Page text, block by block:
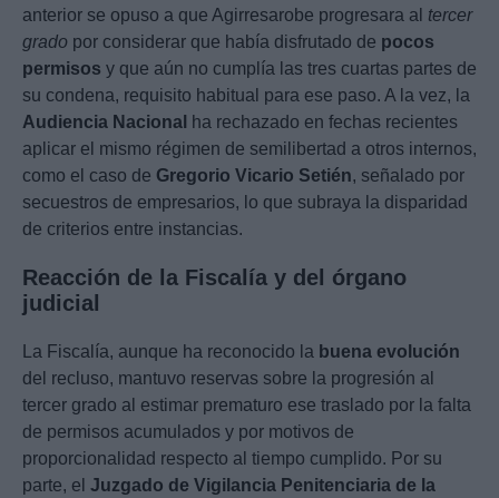
anterior se opuso a que Agirresarobe progresara al tercer
grado por considerar que había disfrutado de pocos
permisos y que aún no cumplía las tres cuartas partes de
su condena, requisito habitual para ese paso. A la vez, la
Audiencia Nacional
ha rechazado en fechas recientes
aplicar el mismo régimen de semilibertad a otros internos,
como el caso de Gregorio Vicario Setién, señalado por
secuestros de empresarios, lo que subraya la disparidad
de criterios entre instancias.
Reacción de la Fiscalía y del órgano
judicial
La Fiscalía, aunque ha reconocido la buena evolución
del recluso, mantuvo reservas sobre la progresión al
tercer grado al estimar prematuro ese traslado por la falta
de permisos acumulados y por motivos de
proporcionalidad respecto al tiempo cumplido. Por su
parte, el Juzgado de Vigilancia Penitenciaria de la